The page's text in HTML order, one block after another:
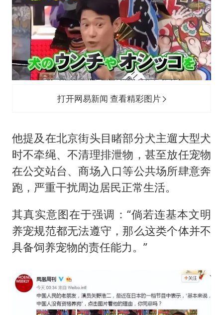
打开网易新闻 查看精彩图片
他提及在北京街头目睹部分犬主遛大型犬
时不牵绳、不清理排泄物，甚至放任宠物
在公交站台、商场入口等公共场所肆意奔
跑，严重干扰周边居民正常生活。
其真实意图在于强调：“倘若连基本文明
养宠规范都无法遵守，那么这类个体并不
具备饲养宠物的责任能力。”